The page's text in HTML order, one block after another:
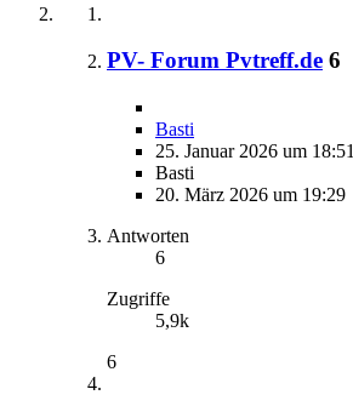
PV- Forum Pvtreff.de 6
Basti
25. Januar 2026 um 18:51
Basti
20. März 2026 um 19:29
Antworten
6
Zugriffe
5,9k
6